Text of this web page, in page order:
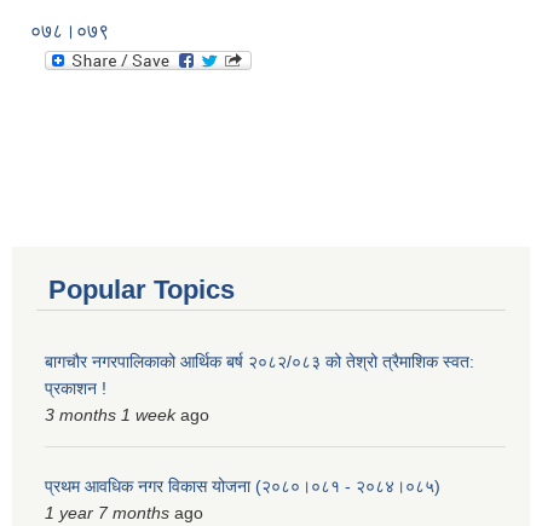
०७८।०७९
Popular Topics
बागचौर नगरपालिकाको आर्थिक बर्ष २०८२/०८३ को तेश्रो त्रैमाशिक स्वत:
प्रकाशन !
3 months 1 weekago
प्रथम आवधिक नगर विकास योजना (२०८०।०८१ - २०८४।०८५)
1 year 7 months ago